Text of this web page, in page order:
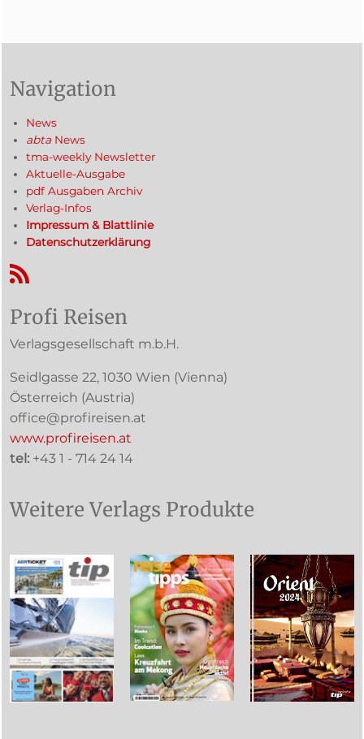
Navigation
News
abta News
tma-weekly Newsletter
Aktuelle-Ausgabe
pdf Ausgaben Archiv
Verlag-Infos
Impressum & Blattlinie
Datenschutzerklärung
RSS-Feed
Profi Reisen
Verlagsgesellschaft m.b.H.
Seidlgasse 22, 1030 Wien (Vienna)
Österreich (Austria)
office@profireisen.at
www.profireisen.at
tel: +43 1 - 714 24 14
Weitere Verlags Produkte